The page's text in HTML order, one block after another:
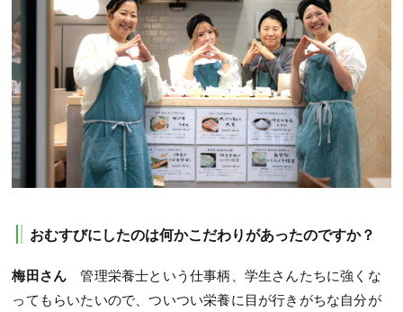
おむすびにしたのは何かこだわりがあったのですか？
梅田さん管理栄養士という仕事柄、学生さんたちに強くな
ってもらいたいので、ついつい栄養に目が行きがちな自分が